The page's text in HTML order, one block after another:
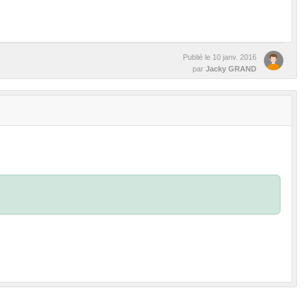
Publié le 10 janv. 2016
par Jacky GRAND